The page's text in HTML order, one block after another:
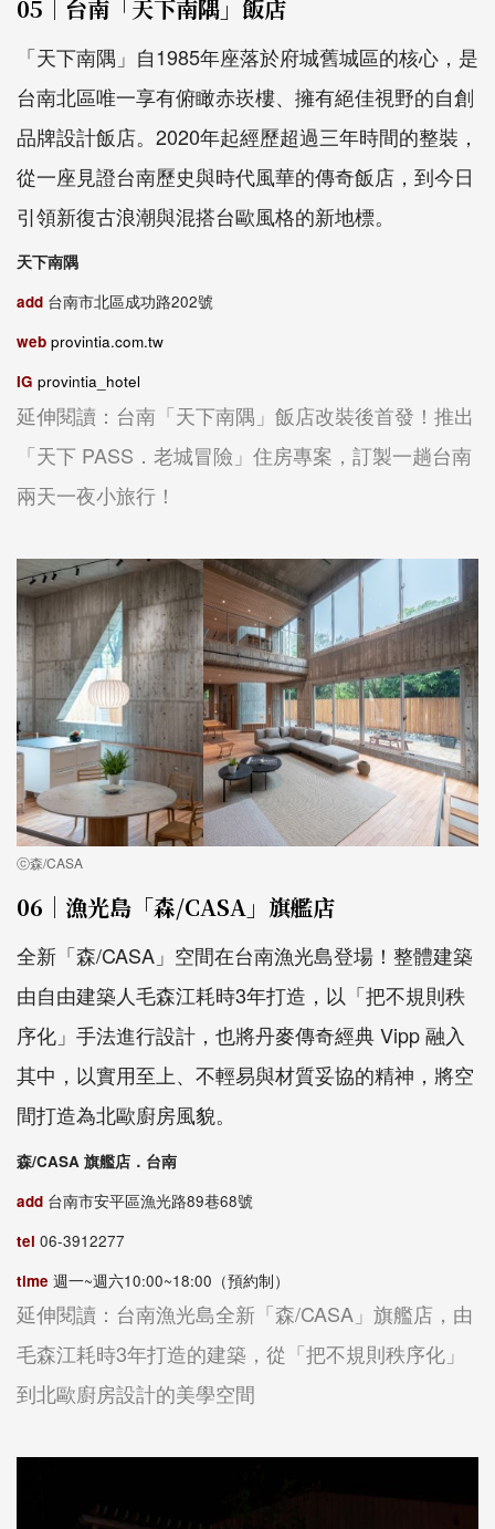
05｜台南「天下南隅」飯店
「天下南隅」自1985年座落於府城舊城區的核心，是
台南北區唯一享有俯瞰赤崁樓、擁有絕佳視野的自創
品牌設計飯店。2020年起經歷超過三年時間的整裝，
從一座見證台南歷史與時代風華的傳奇飯店，到今日
引領新復古浪潮與混搭台歐風格的新地標。
天下南隅
add 台南市北區成功路202號
web provintia.com.tw
IG provintia_hotel
延伸閱讀：台南「天下南隅」飯店改裝後首發！推出
「天下 PASS．老城冒險」住房專案，訂製一趟台南
兩天一夜小旅行！
ⓒ森/CASA
06｜漁光島「森/CASA」旗艦店
全新「森/CASA」空間在台南漁光島登場！整體建築
由自由建築人毛森江耗時3年打造，以「把不規則秩
序化」手法進行設計，也將丹麥傳奇經典 Vipp 融入
其中，以實用至上、不輕易與材質妥協的精神，將空
間打造為北歐廚房風貌。
森/CASA 旗艦店．台南
add 台南市安平區漁光路89巷68號
tel 06-3912277
time 週一~週六10:00~18:00（預約制）
延伸閱讀：台南漁光島全新「森/CASA」旗艦店，由
毛森江耗時3年打造的建築，從「把不規則秩序化」
到北歐廚房設計的美學空間